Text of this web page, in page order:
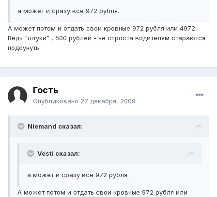
а может и сразу все 972 рубля.
А может потом и отдать свои кровные 972 рубля или 4972.
Ведь "штуки" , 500 рублей - не спроста водителям стараются
подсунуть
Гость
Опубликовано 27 декабря, 2009
Niemand сказал:
Vesti сказал:
а может и сразу все 972 рубля.
А может потом и отдать свои кровные 972 рубля или